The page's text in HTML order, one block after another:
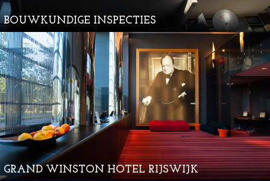
BOUWKUNDIGE INSPECTIES
GRAND WINSTON HOTEL RIJSWIJK